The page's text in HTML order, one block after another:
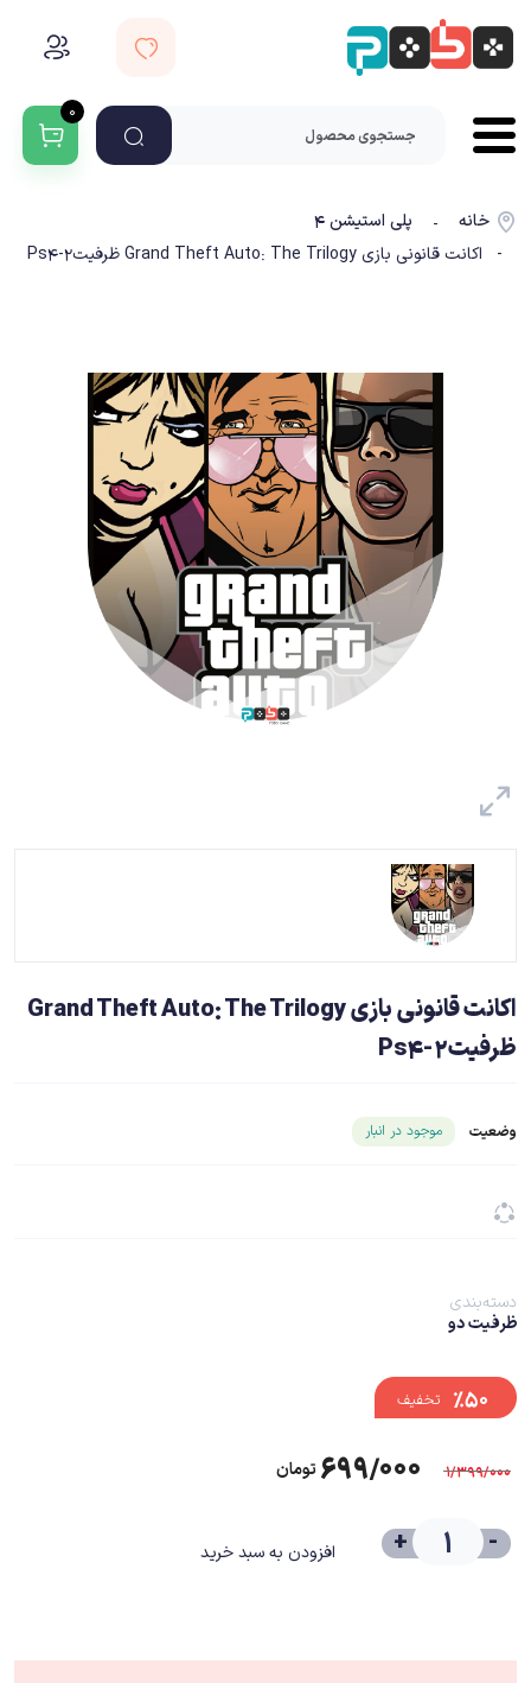
۰
خانه -
پلی استیشن ۴
- اکانت قانونی بازی Grand Theft Auto: The Trilogy ظرفیت2-Ps4
اکانت قانونی بازی Grand Theft Auto: The Trilogy
ظرفیت2-Ps4
وضعیت موجود در انبارشناسه محصول ۲۶۸۳۴
دسته‌بندی
ظرفیت دو
%۵۰ تخفیف
۱/۳۹۹/۰۰۰ ۶۹۹/۰۰۰ تومان
-
+ افزودن به سبد خرید